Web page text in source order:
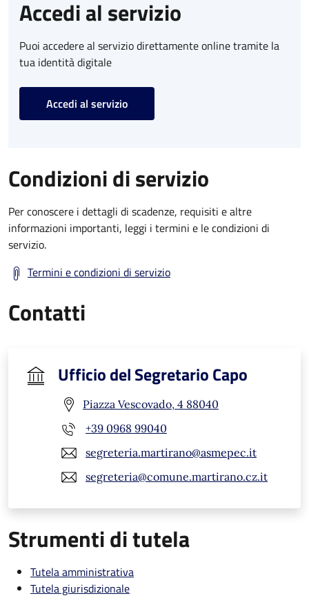
Accedi al servizio
Puoi accedere al servizio direttamente online tramite la
tua identità digitale
Accedi al servizio
Condizioni di servizio
Per conoscere i dettagli di scadenze, requisiti e altre
informazioni importanti, leggi i termini e le condizioni di
servizio.
Termini e condizioni di servizio
Contatti
Ufficio del Segretario Capo
Piazza Vescovado, 4 88040
+39 0968 99040
segreteria.martirano@asmepec.it
segreteria@comune.martirano.cz.it
Strumenti di tutela
Tutela amministrativa
Tutela giurisdizionale